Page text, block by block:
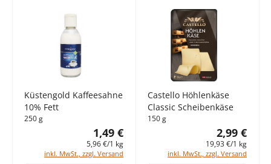
Küstengold Kaffeesahne
10% Fett
250 g
1,49 €
5,96 €/1 kg
inkl. MwSt., zzgl. Versand
Castello Höhlenkäse
Classic Scheibenkäse
150 g
2,99 €
19,93 €/1 kg
inkl. MwSt., zzgl. Versand